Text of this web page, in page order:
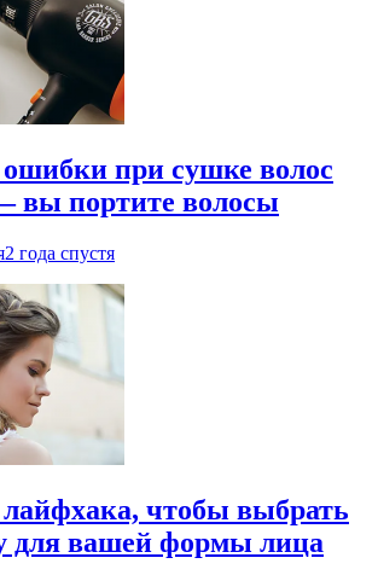
при сушке волос
вы портите волосы
2 года спустя
чтобы выбрать
для вашей формы лица